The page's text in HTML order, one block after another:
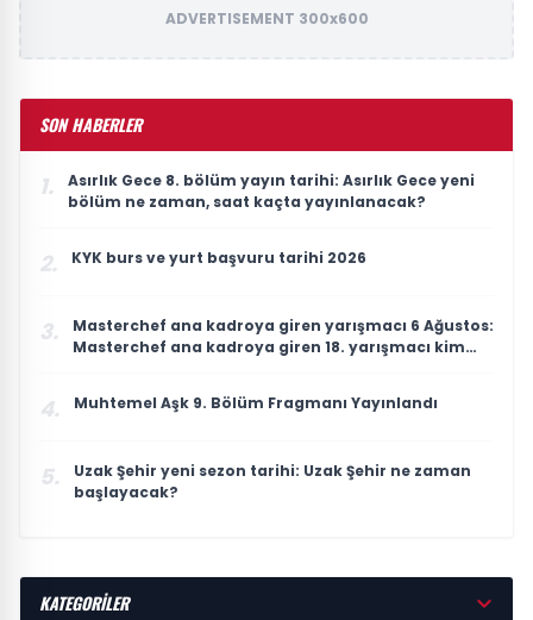
ADVERTISEMENT 300x600
SON HABERLER
1.
Asırlık Gece 8. bölüm yayın tarihi: Asırlık Gece yeni
bölüm ne zaman, saat kaçta yayınlanacak?
2. KYK burs ve yurt başvuru tarihi 2026
3.
Masterchef ana kadroya giren yarışmacı 6 Ağustos:
Masterchef ana kadroya giren 18. yarışmacı kim
4. Muhtemel Aşk 9. Bölüm Fragmanı Yayınlandı
5.
Uzak Şehir yeni sezon tarihi: Uzak Şehir ne zaman
başlayacak?
KATEGORİLER